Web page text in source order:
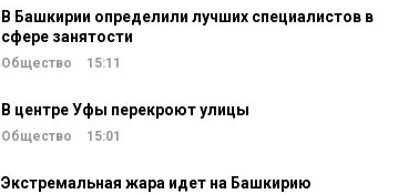
В Башкирии определили лучших специалистов в
сфере занятости
Общество 15:11
В центре Уфы перекроют улицы
Общество 15:01
Экстремальная жара идет на Башкирию